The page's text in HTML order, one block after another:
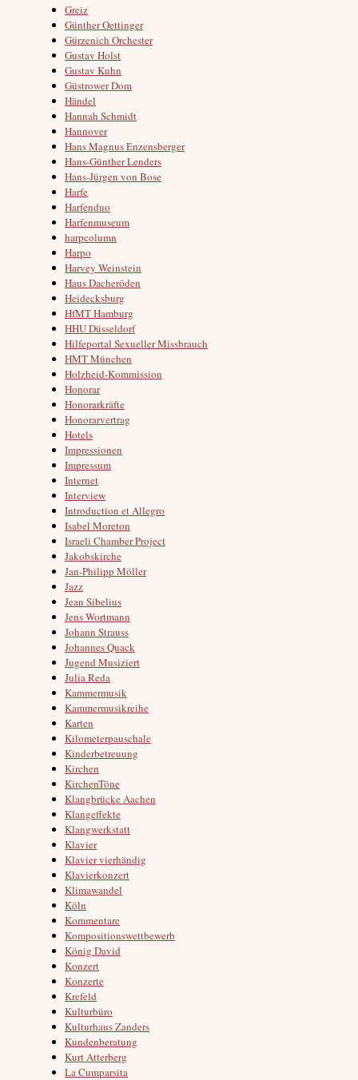
Greiz
Günther Oettinger
Gürzenich Orchester
Gustav Holst
Gustav Kuhn
Güstrower Dom
Händel
Hannah Schmidt
Hannover
Hans Magnus Enzensberger
Hans-Günther Lenders
Hans-Jürgen von Bose
Harfe
Harfenduo
Harfenmuseum
harpcolumn
Harpo
Harvey Weinstein
Haus Dacheröden
Heidecksburg
HfMT Hamburg
HHU Düsseldorf
Hilfeportal Sexueller Missbrauch
HMT München
Holzheid-Kommission
Honorar
Honorarkräfte
Honorarvertrag
Hotels
Impressionen
Impressum
Internet
Interview
Introduction et Allegro
Isabel Moreton
Israeli Chamber Project
Jakobskirche
Jan-Philipp Möller
Jazz
Jean Sibelius
Jens Wortmann
Johann Strauss
Johannes Quack
Jugend Musiziert
Julia Reda
Kammermusik
Kammermusikreihe
Karten
Kilometerpauschale
Kinderbetreuung
Kirchen
KirchenTöne
Klangbrücke Aachen
Klangeffekte
Klangwerkstatt
Klavier
Klavier vierhändig
Klavierkonzert
Klimawandel
Köln
Kommentare
Kompositionswettbewerb
König David
Konzert
Konzerte
Krefeld
Kulturbüro
Kulturhaus Zanders
Kundenberatung
Kurt Atterberg
La Cumparsita